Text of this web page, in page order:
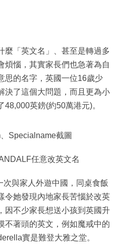
麼「英文名」、甚至是轉過多
煩惱，其實家長們也急著為自
思的名字，英國一位16歲少
決了這個大問題，而且更為小
英鎊(約50萬港元)。
Specialname截圖
任意改英文名
與家人外遊中國，同桌食飯
令她發現內地家長苦惱於改英
因不少家長想送小孩到英國升
不著頭的英文，例如魔戒中的
實是難登大雅之堂。